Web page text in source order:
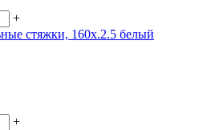
+
стяжки, 160x.2.5 белый
+